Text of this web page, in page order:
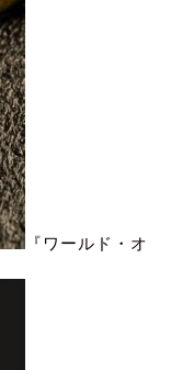
『ワールド・オ